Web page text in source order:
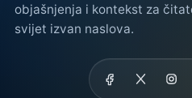
objašnjenja i kontekst za
svijet izvan naslova.